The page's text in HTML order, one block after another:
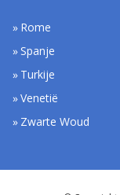
Rome
Spanje
Turkije
Venetië
Zwarte Woud